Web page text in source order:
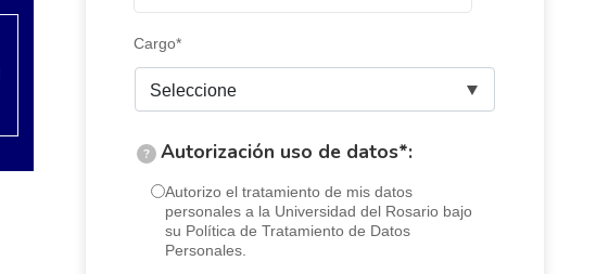
Cargo*
? Autorización uso de datos*:
Autorizo el tratamiento de mis datos
personales a la Universidad del Rosario bajo
su Política de Tratamiento de Datos
Personales.